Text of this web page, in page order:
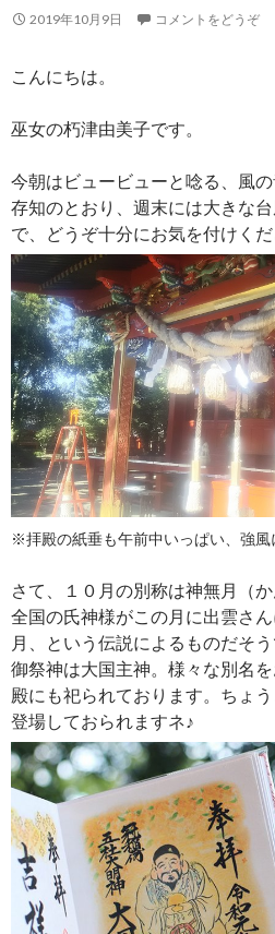
2019年10月9日 コメントをどうぞ
こんにちは。
巫女の朽津由美子です。
今朝はビュービューと唸る、風
存知のとおり、週末には大きな
で、どうぞ十分にお気を付けくだ
※拝殿の紙垂も午前中いっぱい、強風
さて、１０月の別称は神無月（
全国の氏神様がこの月に出雲さ
月、という伝説によるものだそ
御祭神は大国主神。様々な別名
殿にも祀られております。ちょ
登場しておられますネ♪